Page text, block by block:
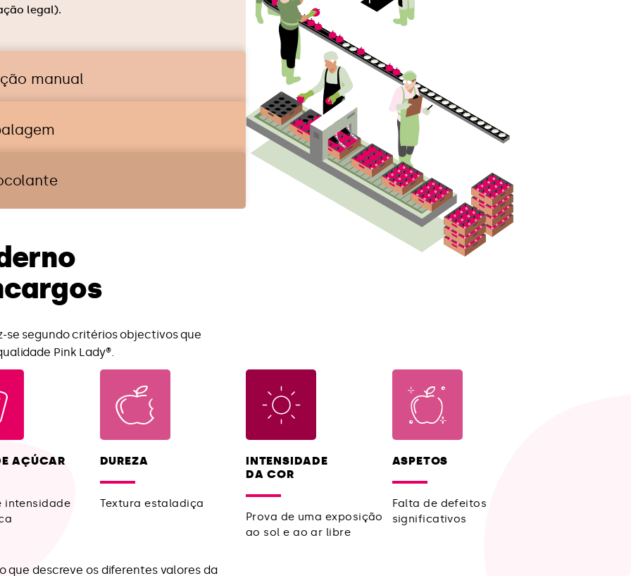
legal).
manual
se segundo critérios objectivos que
Pink Lady®.
AÇÚCAR
intensidade
DUREZA
Textura estaladiça
INTENSIDADE
DA COR
Prova de uma exposição
ao sol e ao ar libre
ASPETOS
Falta de defeitos
significativos